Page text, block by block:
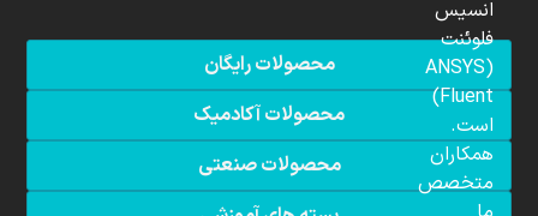
محصولات رایگان
محصولات آکادمیک
محصولات صنعتی
انسیس
فلوئنت
(ANSYS
Fluent)
است.
همکاران
متخصص